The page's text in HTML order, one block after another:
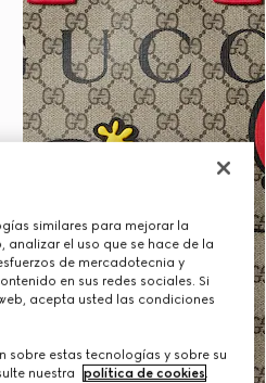
similares para mejorar la
analizar el uso que se hace de la
de mercadotecnia y
en sus redes sociales. Si
acepta usted las condiciones
sobre estas tecnologías y sobre su
nuestra
política de cookies.